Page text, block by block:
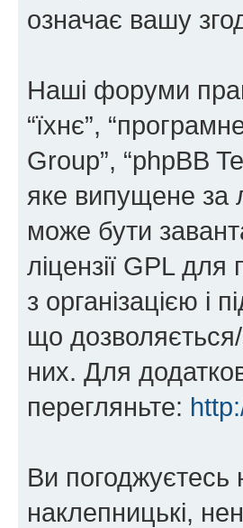
означає вашу
Наші форуми
“їхнє”,
Group”, “phpBB
яке випущене за
може бути
ліцензії GPL
з організацією і
що
них. Для
перегляньте:
Ви погоджуєтесь
наклепницькі,